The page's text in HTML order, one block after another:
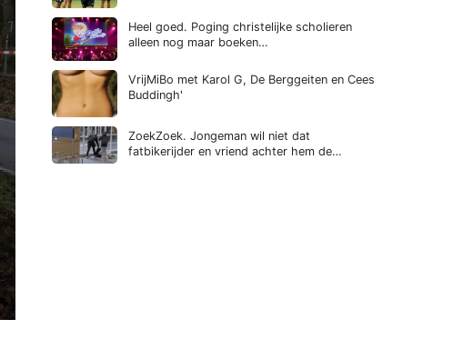
Heel goed. Poging christelijke scholieren
alleen nog maar boeken…
VrijMiBo met Karol G, De Berggeiten en Cees
Buddingh'
ZoekZoek. Jongeman wil niet dat
fatbikerijder en vriend achter hem de…